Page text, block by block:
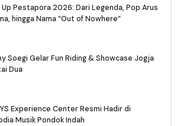
Up Pestapora 2026: Dari Legenda, Pop Arus
hingga Nama “Out of Nowhere”
Soegi Gelar Fun Riding & Showcase Jogja
Dua
Experience Center Resmi Hadir di
Musik Pondok Indah